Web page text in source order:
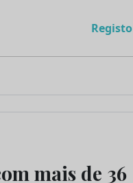
Registo
mais de 36